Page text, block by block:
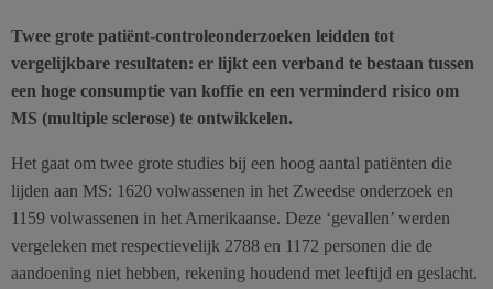
Twee grote patiënt-controleonderzoeken leidden tot
vergelijkbare resultaten: er lijkt een verband te bestaan tussen
een hoge consumptie van koffie en een verminderd risico om
MS (multiple sclerose) te ontwikkelen.
Het gaat om twee grote studies bij een hoog aantal patiënten die
lijden aan MS: 1620 volwassenen in het Zweedse onderzoek en
1159 volwassenen in het Amerikaanse. Deze ‘gevallen’ werden
vergeleken met respectievelijk 2788 en 1172 personen die de
aandoening niet hebben, rekening houdend met leeftijd en geslacht.